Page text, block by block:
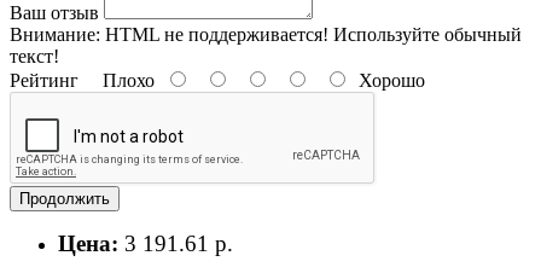
Ваш отзыв
Внимание: HTML не поддерживается! Используйте обычный
текст!
Рейтинг Плохо Хорошо
Продолжить
Цена: 3 191.61 р.